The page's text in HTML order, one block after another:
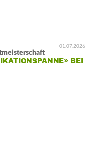
01.07.2026
BEI